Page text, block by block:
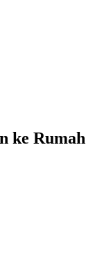
ke Rumah